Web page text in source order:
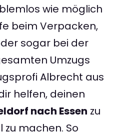
wie möglich
beim Verpacken,
sogar bei der
Umzugs
Albrecht aus
helfen, deinen
nach Essen zu
zu machen. So